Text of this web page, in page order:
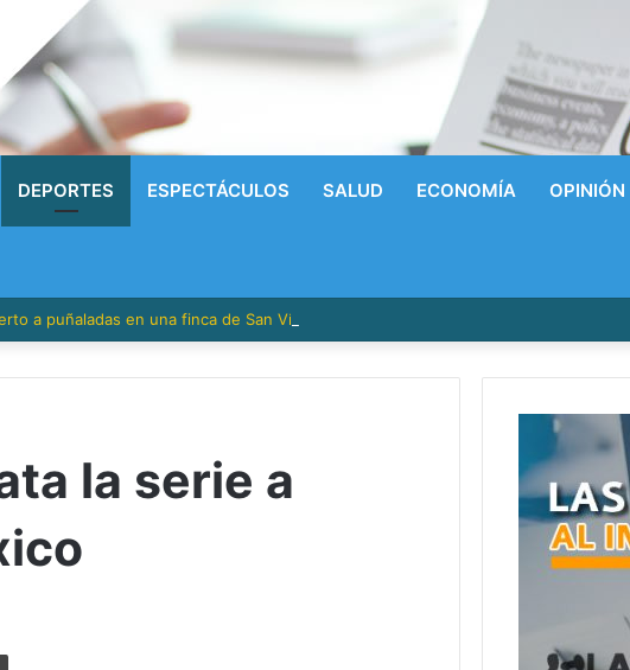
DEPORTES ESPECTÁCULOS SALUD ECONOMÍA OPINIÓN
a puñaladas en una finca de San Víctor; buscan a un empleado como sospechoso
la serie a
Imprimi